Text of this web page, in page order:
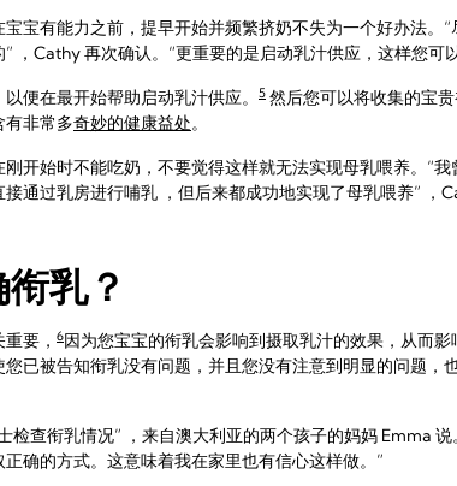
宝有能力之前，提早开始并频繁挤奶不失为一个好办法。
，Cathy 再次确认。“更重要的是启动乳汁供应，这样您可
便在最开始帮助启动乳汁供应。 5 然后您可以将收集的宝
有非常多奇妙的健康益处。
开始时不能吃奶，不要觉得这样就无法实现母乳喂养。“
通过乳房进行哺乳 ，但后来都成功地实现了母乳喂养” ，
乳？
要， 6因为您宝宝的衔乳会影响到摄取乳汁的效果，从而
已被告知衔乳没有问题，并且您没有注意到明显的问题，
检查衔乳情况” ，来自澳大利亚的两个孩子的妈妈 Emma
确的方式。这意味着我在家里也有信心这样做。”